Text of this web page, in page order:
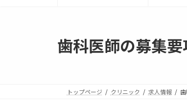
歯科医師の募集要
トップページ クリニック 求人情報